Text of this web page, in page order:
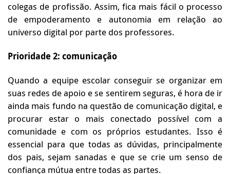
colegas de profissão. Assim, fica mais fácil o processo
de empoderamento e autonomia em relação ao
universo digital por parte dos professores.
Prioridade 2: comunicação
Quando a equipe escolar conseguir se organizar em
suas redes de apoio e se sentirem seguras, é hora de ir
ainda mais fundo na questão de comunicação digital, e
procurar estar o mais conectado possível com a
comunidade e com os próprios estudantes. Isso é
essencial para que todas as dúvidas, principalmente
dos pais, sejam sanadas e que se crie um senso de
confiança mútua entre todas as partes.